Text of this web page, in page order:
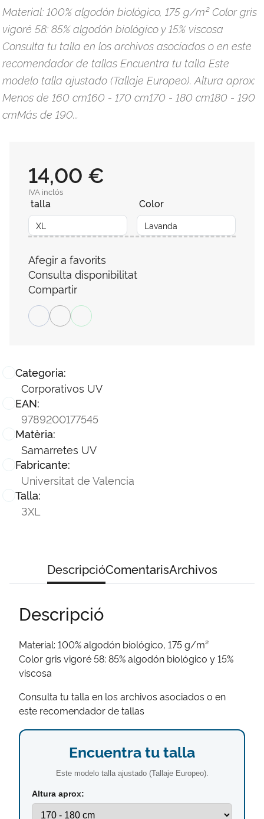
Material: 100% algodón biológico, 175 g/m² Color gris
vigoré 58: 85% algodón biológico y 15% viscosa
Consulta tu talla en los archivos asociados o en este
recomendador de tallas Encuentra tu talla Este
modelo talla ajustado (Tallaje Europeo). Altura aprox:
Menos de 160 cm160 - 170 cm170 - 180 cm180 - 190
cmMás de 190...
Categoria:
Corporativos UV
EAN:
9789200177545
Matèria:
Samarretes UV
Fabricante:
Universitat de Valencia
Talla:
3XL
14,00 €
IVA inclós
talla Color
Afegir a favorits
Consulta disponibilitat
Compartir
DescripcióComentarisArchivos
Descripció
Material: 100% algodón biológico, 175 g/m²
Color gris vigoré 58: 85% algodón biológico y 15%
viscosa
Consulta tu talla en los archivos asociados o en
este recomendador de tallas
Encuentra tu talla
Este modelo talla ajustado (Tallaje Europeo).
Altura aprox: